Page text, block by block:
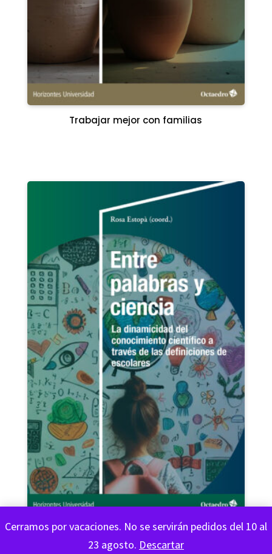
Cerramos por vacaciones. No se servirán pedidos del 10 al
23 agosto. Descartar
Trabajar mejor con familias
Entre palabras y ciencia